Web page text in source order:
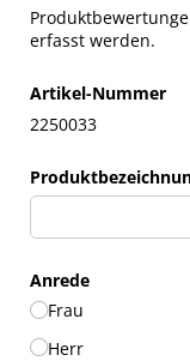
erfasst werden.
Artikel-Nummer
2250033
Anrede
Frau
Herr